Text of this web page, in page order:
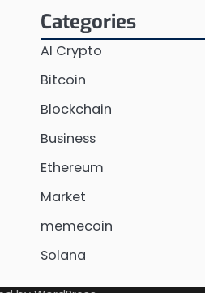
Categories
AI Crypto
Bitcoin
Blockchain
Business
Ethereum
Market
memecoin
Solana